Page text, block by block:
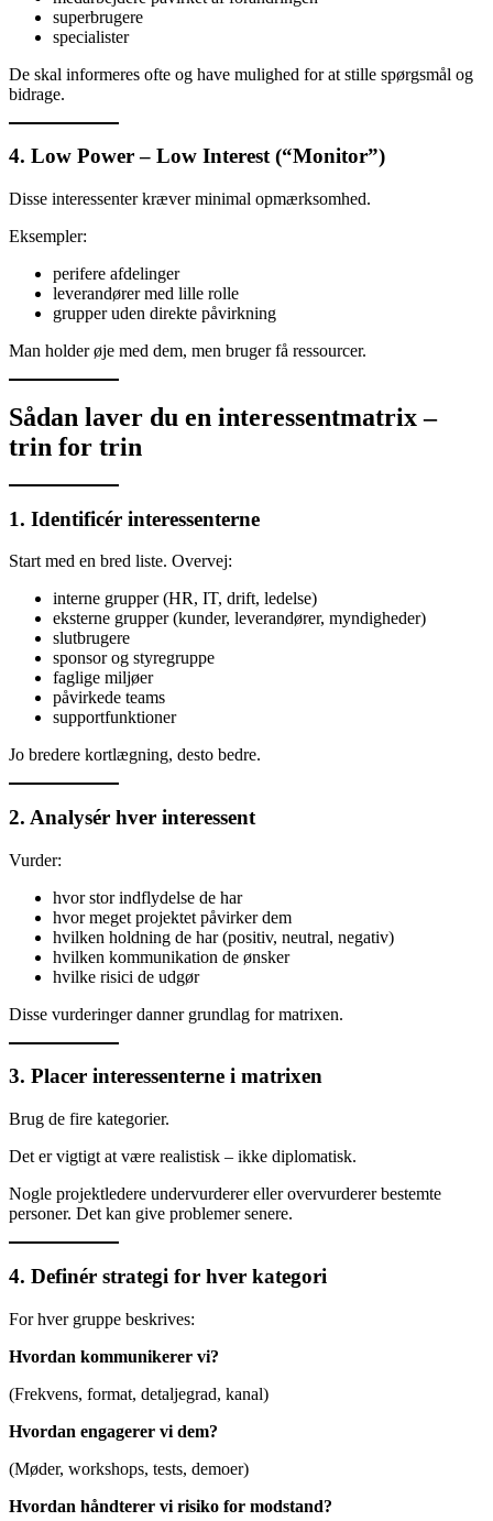
superbrugere
specialister
De skal informeres ofte og have mulighed for at stille spørgsmål og
bidrage.
4. Low Power – Low Interest (“Monitor”)
Disse interessenter kræver minimal opmærksomhed.
Eksempler:
perifere afdelinger
leverandører med lille rolle
grupper uden direkte påvirkning
Man holder øje med dem, men bruger få ressourcer.
Sådan laver du en interessentmatrix –
trin for trin
1. Identificér interessenterne
Start med en bred liste. Overvej:
interne grupper (HR, IT, drift, ledelse)
eksterne grupper (kunder, leverandører, myndigheder)
slutbrugere
sponsor og styregruppe
faglige miljøer
påvirkede teams
supportfunktioner
Jo bredere kortlægning, desto bedre.
2. Analysér hver interessent
Vurder:
hvor stor indflydelse de har
hvor meget projektet påvirker dem
hvilken holdning de har (positiv, neutral, negativ)
hvilken kommunikation de ønsker
hvilke risici de udgør
Disse vurderinger danner grundlag for matrixen.
3. Placer interessenterne i matrixen
Brug de fire kategorier.
Det er vigtigt at være realistisk – ikke diplomatisk.
Nogle projektledere undervurderer eller overvurderer bestemte
personer. Det kan give problemer senere.
4. Definér strategi for hver kategori
For hver gruppe beskrives:
Hvordan kommunikerer vi?
(Frekvens, format, detaljegrad, kanal)
Hvordan engagerer vi dem?
(Møder, workshops, tests, demoer)
Hvordan håndterer vi risiko for modstand?